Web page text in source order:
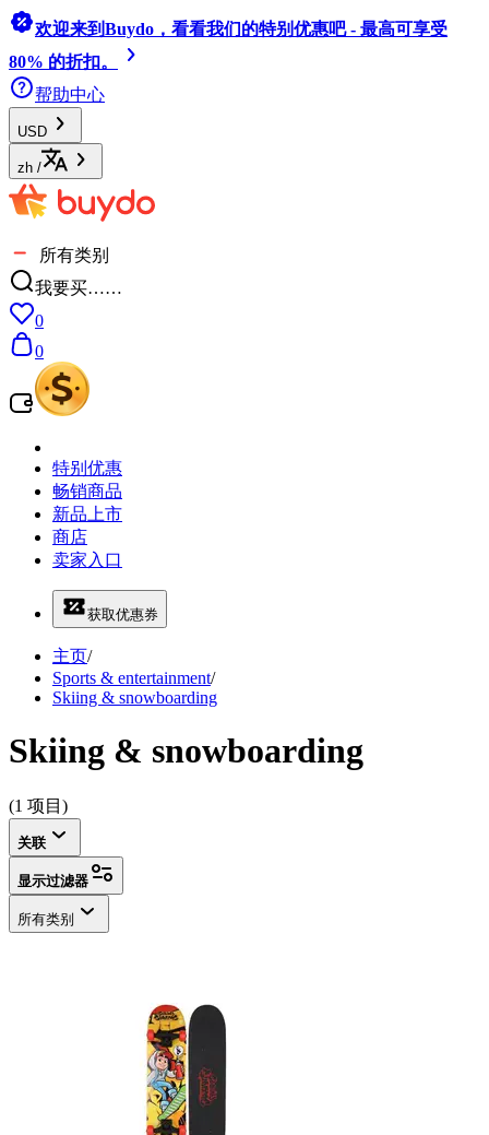
欢迎来到Buydo，看看我们的特别优惠吧 - 最高可享受
80% 的折扣。
帮助中心
USD
zh /
所有类别
我要买……
0
0
特别优惠
畅销商品
新品上市
商店
卖家入口
获取优惠券
主页/
Sports & entertainment/
Skiing & snowboarding
Skiing & snowboarding
(1 项目)
关联
显示过滤器
所有类别